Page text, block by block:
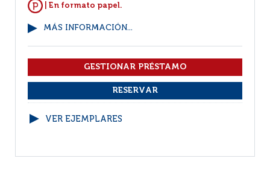
| En formato papel.
MÁS INFORMACIÓN...
VER EJEMPLARES